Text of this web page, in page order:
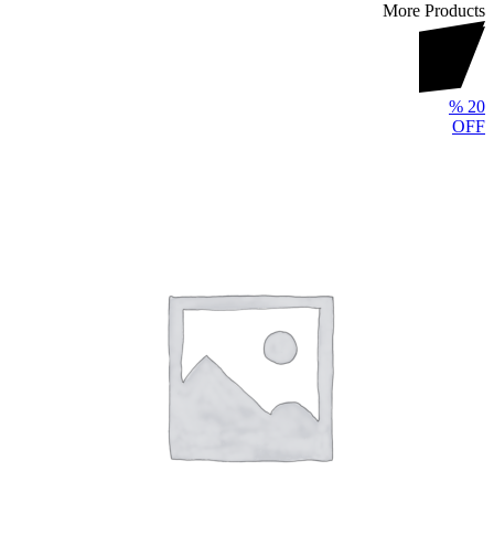
More Products
20
%
OFF